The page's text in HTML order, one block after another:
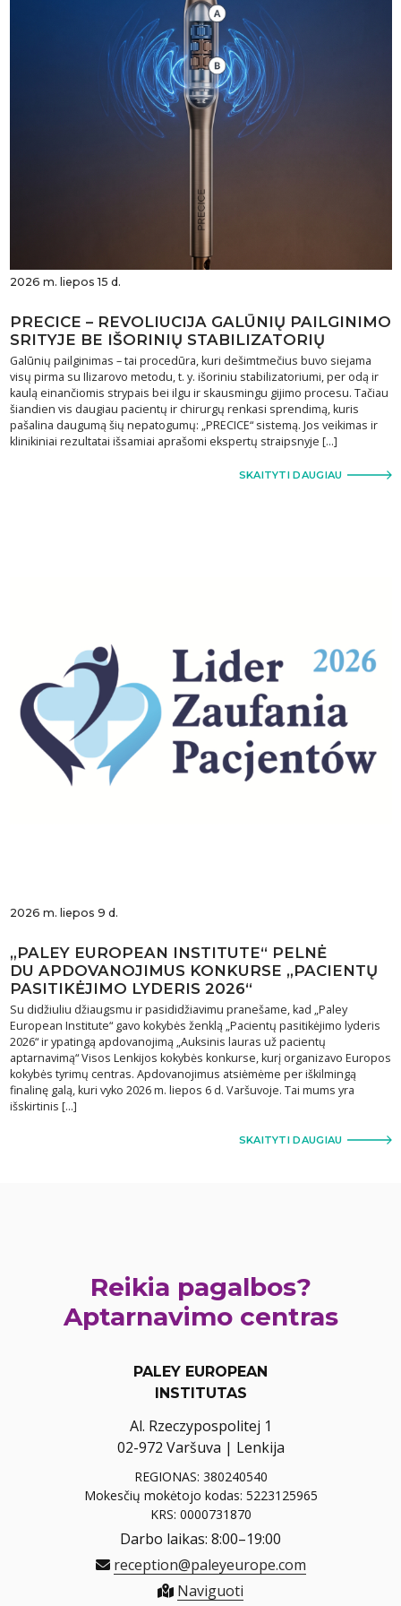
2026 m. liepos 15 d.
PRECICE – REVOLIUCIJA GALŪNIŲ PAILGINIMO
SRITYJE BE IŠORINIŲ STABILIZATORIŲ
Galūnių pailginimas – tai procedūra, kuri dešimtmečius buvo siejama
visų pirma su Ilizarovo metodu, t. y. išoriniu stabilizatoriumi, per odą ir
kaulą einančiomis strypais bei ilgu ir skausmingu gijimo procesu. Tačiau
šiandien vis daugiau pacientų ir chirurgų renkasi sprendimą, kuris
pašalina daugumą šių nepatogumų: „PRECICE“ sistemą. Jos veikimas ir
klinikiniai rezultatai išsamiai aprašomi ekspertų straipsnyje […]
SKAITYTI DAUGIAU
2026 m. liepos 9 d.
„PALEY EUROPEAN INSTITUTE“ PELNĖ
DU APDOVANOJIMUS KONKURSE „PACIENTŲ
PASITIKĖJIMO LYDERIS 2026“
Su didžiuliu džiaugsmu ir pasididžiavimu pranešame, kad „Paley
European Institute“ gavo kokybės ženklą „Pacientų pasitikėjimo lyderis
2026“ ir ypatingą apdovanojimą „Auksinis lauras už pacientų
aptarnavimą“ Visos Lenkijos kokybės konkurse, kurį organizavo Europos
kokybės tyrimų centras. Apdovanojimus atsiėmėme per iškilmingą
finalinę galą, kuri vyko 2026 m. liepos 6 d. Varšuvoje. Tai mums yra
išskirtinis […]
SKAITYTI DAUGIAU
Reikia pagalbos?
Aptarnavimo centras
PALEY EUROPEAN
INSTITUTAS
Al. Rzeczypospolitej 1
02-972 Varšuva | Lenkija
REGIONAS: 380240540
Mokesčių mokėtojo kodas: 5223125965
KRS: 0000731870
Darbo laikas: 8:00–19:00
reception@paleyeurope.com
Naviguoti